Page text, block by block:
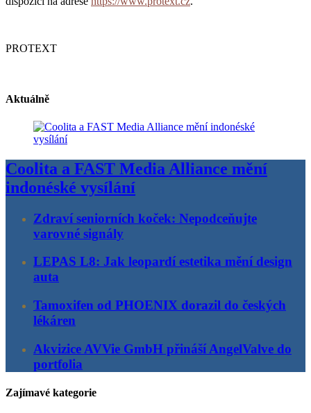
PROTEXT
Aktuálně
Coolita a FAST Media Alliance mění
indonéské vysílání
Zdraví seniorních koček: Nepodceňujte
varovné signály
LEPAS L8: Jak leopardí estetika mění design
auta
Tamoxifen od PHOENIX dorazil do českých
lékáren
Akvizice AVVie GmbH přináší AngelValve do
portfolia
Zajímavé kategorie